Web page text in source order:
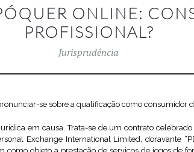
ONLINE:
PROFISSIONAL?
Jurisprudência
se sobre a qualificação como consumidor
em causa. Trata-se de um contrato
Exchange International Limited, doravante